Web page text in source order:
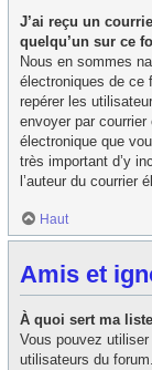
J’ai reçu un
quelqu’un sur ce
Nous en sommes
électroniques de ce
repérer les
envoyer par
électronique que
très important d’y
l’auteur du courrier
Haut
Amis et
À quoi sert ma
Vous pouvez
utilisateurs du